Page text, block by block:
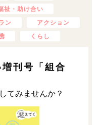
祉・助け合い
ン
アクション
くらし
刊号「組合
てみませんか？